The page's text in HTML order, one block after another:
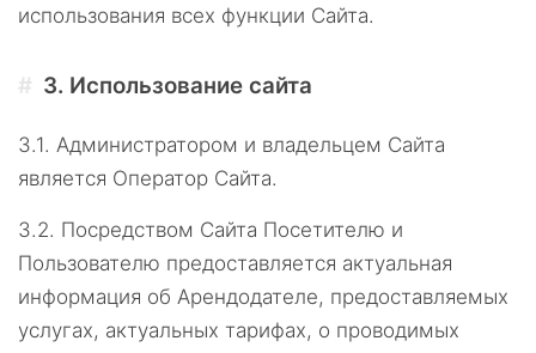
использования всех функции Сайта.
3. Использование сайта
3.1. Администратором и владельцем Сайта
является Оператор Сайта.
3.2. Посредством Сайта Посетителю и
Пользователю предоставляется актуальная
информация об Арендодателе, предоставляемых
услугах, актуальных тарифах, о проводимых